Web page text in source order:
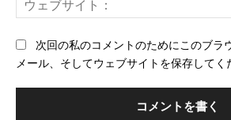
次回の私のコメントのためにこのブラ
メール、そしてウェブサイトを保存してく